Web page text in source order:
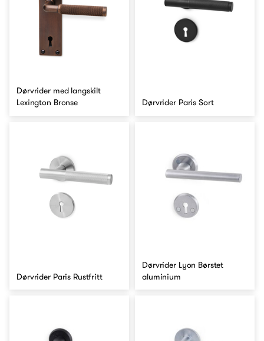
Dørvrider med langskilt
Lexington Bronse
Dørvrider Paris Sort
Dørvrider Paris Rustfritt
Dørvrider Lyon Børstet
aluminium